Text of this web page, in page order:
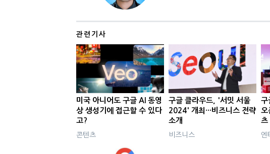
관련기사
미국 아니어도 구글 AI 동영
상 생성기에 접근할 수 있다
고?
콘텐츠
구글 클라우드, '서밋 서울
2024' 개최···비즈니스 전략
소개
비즈니스
구
오
츠
엔